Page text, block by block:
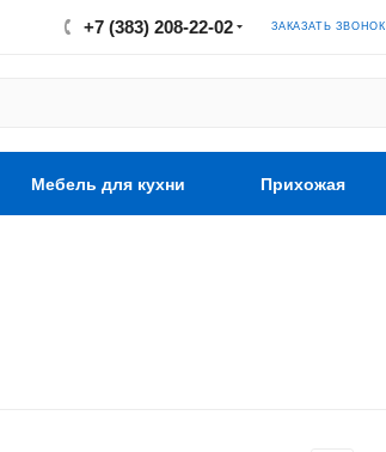
+7 (383) 208-22-02 ЗАКАЗАТЬ ЗВОНОК
Мебель для кухни Прихожая